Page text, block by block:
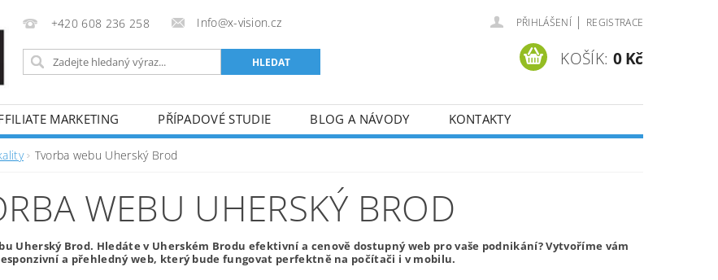
+420 608 236 258 Info@x-vision.cz PŘIHLÁŠENÍ | REGISTRACE
KOŠÍK: 0 Kč
MARKETING PŘÍPADOVÉ STUDIE BLOG A NÁVODY KONTAKTY
Tvorba webu Uherský Brod
WEBU UHERSKÝ BROD
Uherský Brod. Hledáte v Uherském Brodu efektivní a cenově dostupný web pro vaše podnikání? Vytvoříme vám
a přehledný web, který bude fungovat perfektně na počítači i v mobilu.